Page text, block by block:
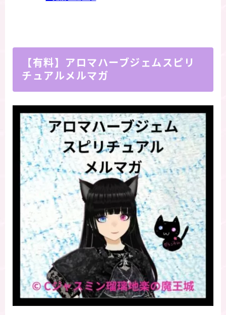
【有料】アロマハーブジェムスピリ
チュアルメルマガ